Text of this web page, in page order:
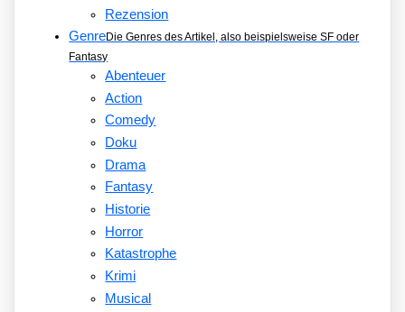
Rezension
GenreDie Genres des Artikel, also beispielsweise SF oder
Fantasy
Abenteuer
Action
Comedy
Doku
Drama
Fantasy
Historie
Horror
Katastrophe
Krimi
Musical